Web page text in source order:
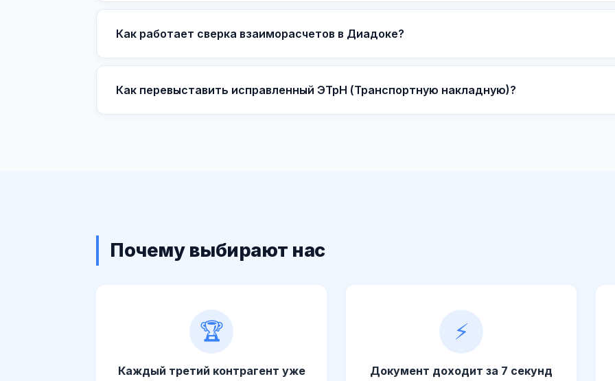
Как работает сверка взаиморасчетов в Диадоке?
Как перевыставить исправленный ЭТрН (Транспортную накладную)?
Почему выбирают нас
🏆
Каждый третий контрагент уже
⚡
Документ доходит за 7 секунд